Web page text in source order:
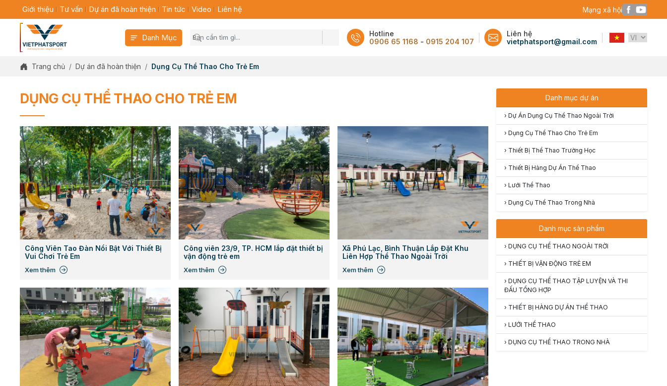
Giới thiệu Tư vấn Dự án đã hoàn thiện Tin tức Video Liên hệ Mạng xã hội
Danh Mục
Hotline
0906 65 1168 - 0915 204 107
Liên hệ
vietphatsport@gmail.com
Trang chủ Dự án đã hoàn thiện Dụng Cụ Thể Thao Cho Trẻ Em
DỤNG CỤ THỂ THAO CHO TRẺ EM
Công Viên Tao Đàn Nổi Bật Với Thiết Bị
Vui Chơi Trẻ Em
Xem thêm
Công viên 23/9, TP. HCM lắp đặt thiết bị
vận động trẻ em
Xem thêm
Xã Phú Lạc, Bình Thuận Lắp Đặt Khu
Liên Hợp Thể Thao Ngoài Trời
Xem thêm
Danh mục dự án
› Dự Án Dụng Cụ Thể Thao Ngoài Trời
› Dụng Cụ Thể Thao Cho Trẻ Em
› Thiết Bị Thể Thao Trường Học
› Thiết Bị Hàng Dự Án Thể Thao
› Lưới Thể Thao
› Dụng Cụ Thể Thao Trong Nhà
Danh mục sản phẩm
› DỤNG CỤ THỂ THAO NGOÀI TRỜI
› THIẾT BỊ VẬN ĐỘNG TRẺ EM
› DỤNG CỤ THỂ THAO TẬP LUYỆN VÀ THI
ĐẤU TỔNG HỢP
› THIẾT BỊ HÀNG DỰ ÁN THỂ THAO
› LƯỚI THỂ THAO
› DỤNG CỤ THỂ THAO TRONG NHÀ